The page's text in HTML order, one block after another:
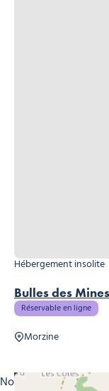
Bulles des
Hébergement insolite
Réservable en ligne
Morzine
Nos logements